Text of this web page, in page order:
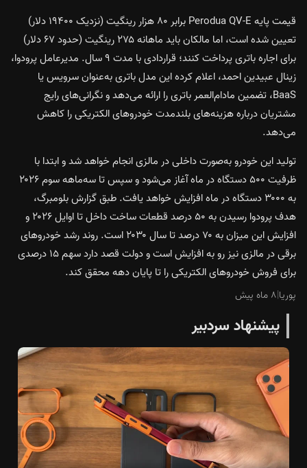
قیمت پایه Perodua QV-E برابر ۸۰ هزار رینگیت (نزدیک ۱۹۴۰۰ دلار)
تعیین شده است، اما مالکان باید ماهانه ۲۷۵ رینگیت (حدود ۶۷ دلار)
برای اجاره باتری پرداخت کنند؛ قراردادی با مدت ۹ سال. مدیرعامل پرودوا،
زینال عبیدین احمد، اعلام کرده این مدل باتری به‌عنوان سرویس یا
BaaS، تضمین مادام‌العمر باتری را ارائه می‌دهد و نگرانی‌های رایج
مشتریان درباره هزینه‌های بلندمدت خودروهای الکتریکی را کاهش
می‌دهد.
تولید این خودرو به‌صورت داخلی در مالزی انجام خواهد شد و ابتدا با
ظرفیت ۵۰۰ دستگاه در ماه آغاز می‌شود و سپس تا سه‌ماهه سوم ۲۰۲۶
به ۳۰۰۰ دستگاه در ماه افزایش خواهد یافت. طبق گزارش بلومبرگ،
هدف پرودوا رسیدن به ۵۰ درصد قطعات ساخت داخل تا اوایل ۲۰۲۶ و
افزایش این میزان به ۷۰ درصد تا سال ۲۰۳۰ است. روند رشد خودروهای
برقی در مالزی نیز رو به افزایش است و دولت قصد دارد سهم ۱۵ درصدی
برای فروش خودروهای الکتریکی را تا پایان دهه محقق کند.
پوریا|۸ ماه پیش
پیشنهاد سردبیر